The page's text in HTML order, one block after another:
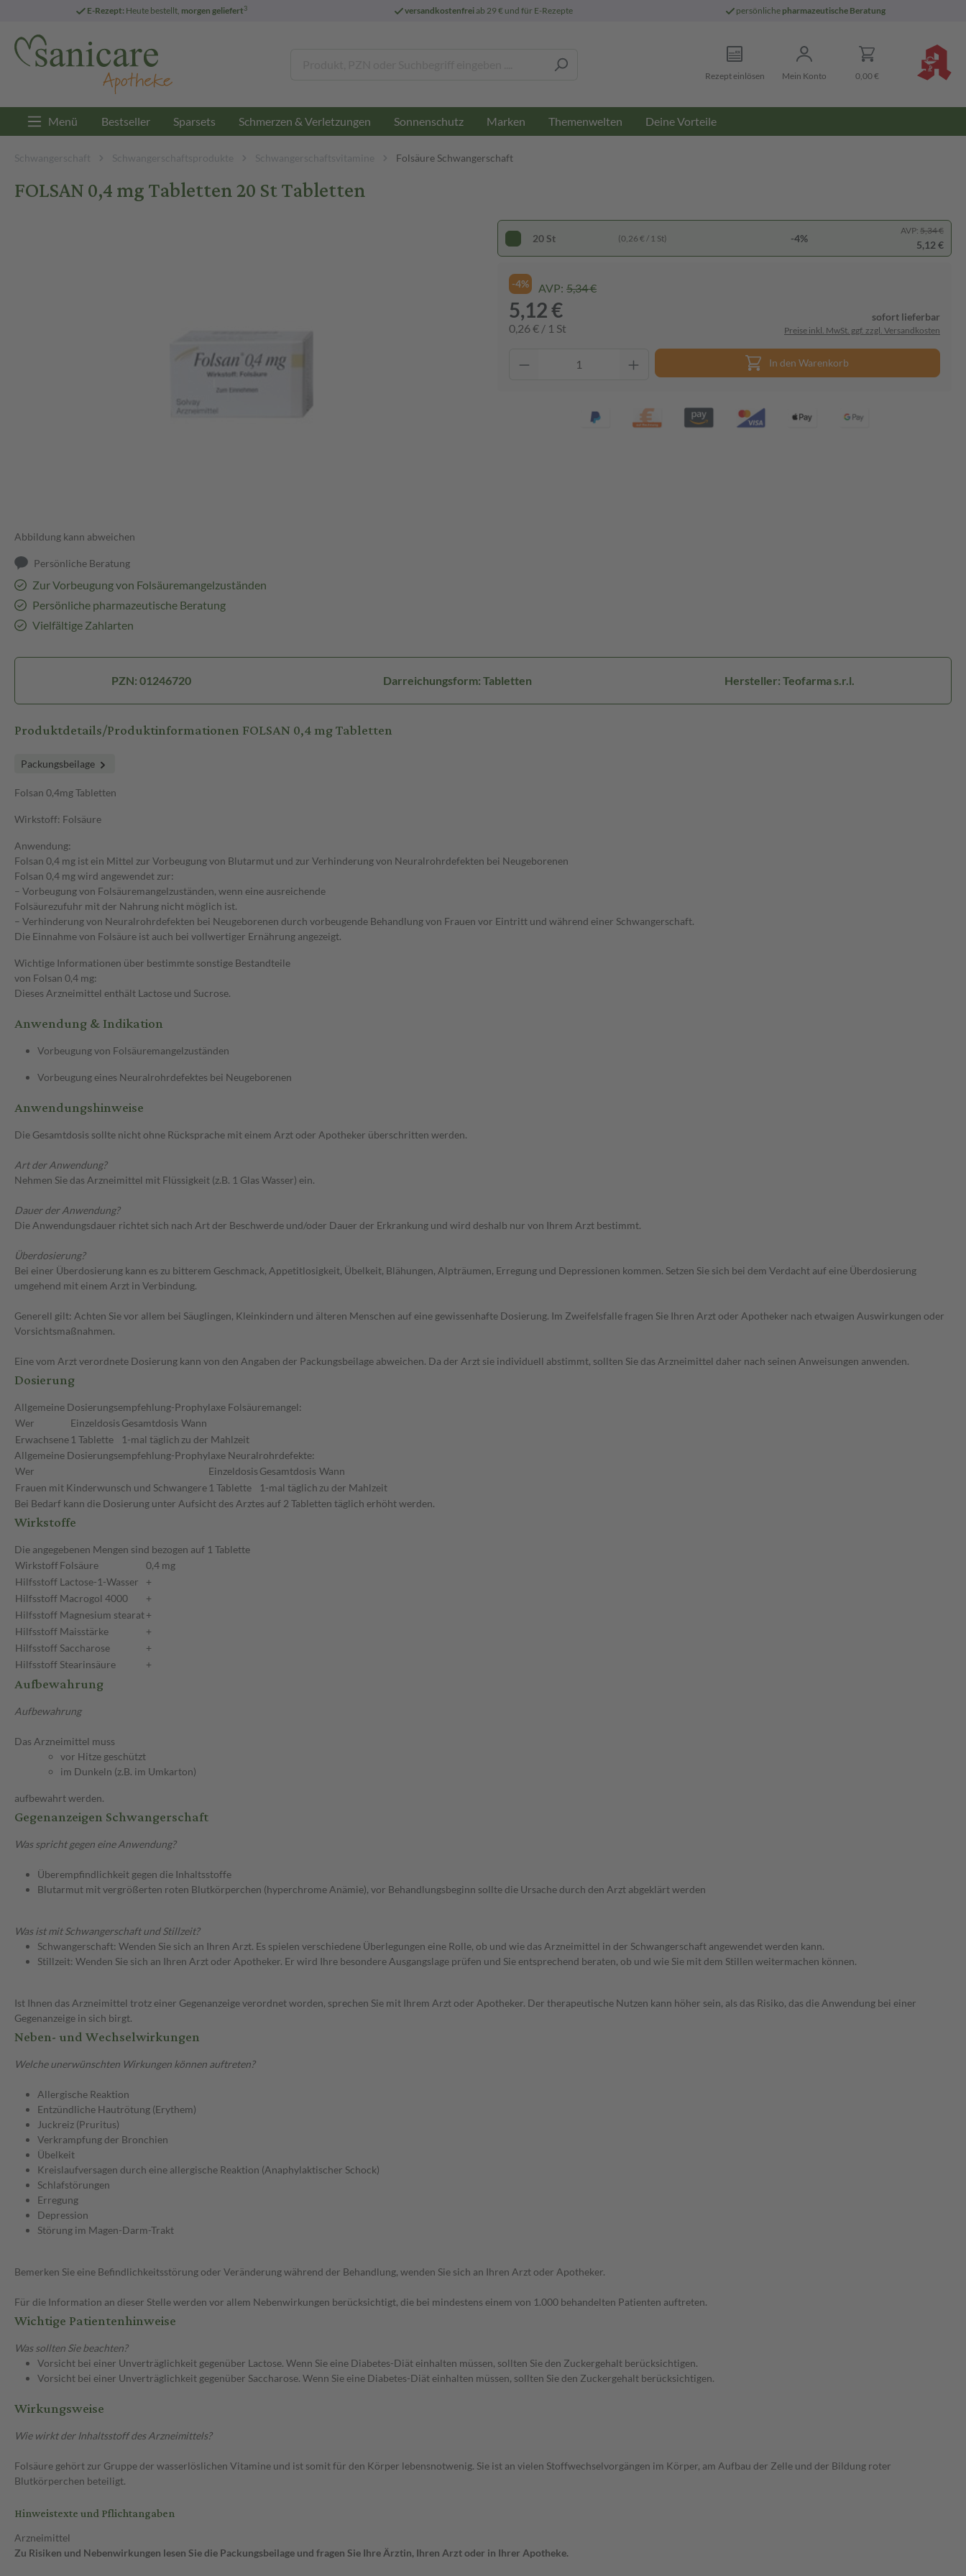
E-Rezept: Heute bestellt, morgen geliefert3 versandkostenfreiab 29 € und für E-Rezepte persönliche pharmazeutische Beratung
Rezept einlösen Mein Konto 0,00 €
Menü Bestseller Sparsets Schmerzen & Verletzungen Sonnenschutz Marken Themenwelten Deine Vorteile
Schwangerschaft Schwangerschaftsprodukte Schwangerschaftsvitamine Folsäure Schwangerschaft
FOLSAN 0,4 mg Tabletten 20 St Tabletten
Abbildung kann abweichen
Persönliche Beratung
Zur Vorbeugung von Folsäuremangelzuständen
Persönliche pharmazeutische Beratung
Vielfältige Zahlarten
20 St (0,26 € / 1 St) -4%
AVP: 5,34 €
5,12 €
-4% AVP: 5,34 €
5,12 €
0,26 € / 1 St
sofort lieferbar
Preise inkl. MwSt. ggf. zzgl. Versandkosten
In den Warenkorb
PZN: 01246720 Darreichungsform: Tabletten Hersteller: Teofarma s.r.l.
Produktdetails/Produktinformationen FOLSAN 0,4 mg Tabletten
Packungsbeilage
Folsan 0,4mg Tabletten
Wirkstoff: Folsäure
Anwendung:
Folsan 0,4 mg ist ein Mittel zur Vorbeugung von Blutarmut und zur Verhinderung von Neuralrohrdefekten bei Neugeborenen
Folsan 0,4 mg wird angewendet zur:
– Vorbeugung von Folsäuremangelzuständen, wenn eine ausreichende
Folsäurezufuhr mit der Nahrung nicht möglich ist.
– Verhinderung von Neuralrohrdefekten bei Neugeborenen durch vorbeugende Behandlung von Frauen vor Eintritt und während einer Schwangerschaft.
Die Einnahme von Folsäure ist auch bei vollwertiger Ernährung angezeigt.
Wichtige Informationen über bestimmte sonstige Bestandteile
von Folsan 0,4 mg:
Dieses Arzneimittel enthält Lactose und Sucrose.
Anwendung & Indikation
Vorbeugung von Folsäuremangelzuständen
Vorbeugung eines Neuralrohrdefektes bei Neugeborenen
Anwendungshinweise
Die Gesamtdosis sollte nicht ohne Rücksprache mit einem Arzt oder Apotheker überschritten werden.
Art der Anwendung?
Nehmen Sie das Arzneimittel mit Flüssigkeit (z.B. 1 Glas Wasser) ein.
Dauer der Anwendung?
Die Anwendungsdauer richtet sich nach Art der Beschwerde und/oder Dauer der Erkrankung und wird deshalb nur von Ihrem Arzt bestimmt.
Überdosierung?
Bei einer Überdosierung kann es zu bitterem Geschmack, Appetitlosigkeit, Übelkeit, Blähungen, Alpträumen, Erregung und Depressionen kommen. Setzen Sie sich bei dem Verdacht auf eine Überdosierung
umgehend mit einem Arzt in Verbindung.
Generell gilt: Achten Sie vor allem bei Säuglingen, Kleinkindern und älteren Menschen auf eine gewissenhafte Dosierung. Im Zweifelsfalle fragen Sie Ihren Arzt oder Apotheker nach etwaigen Auswirkungen oder
Vorsichtsmaßnahmen.
Eine vom Arzt verordnete Dosierung kann von den Angaben der Packungsbeilage abweichen. Da der Arzt sie individuell abstimmt, sollten Sie das Arzneimittel daher nach seinen Anweisungen anwenden.
Dosierung
Allgemeine Dosierungsempfehlung-Prophylaxe Folsäuremangel:
Wer
Einzeldosis Gesamtdosis Wann
Erwachsene 1 Tablette 1-mal täglich zu der Mahlzeit
Allgemeine Dosierungsempfehlung-Prophylaxe Neuralrohrdefekte:
Wer
Einzeldosis Gesamtdosis Wann
Frauen mit Kinderwunsch und Schwangere 1 Tablette 1-mal täglich zu der Mahlzeit
Bei Bedarf kann die Dosierung unter Aufsicht des Arztes auf 2 Tabletten täglich erhöht werden.
Wirkstoffe
Die angegebenen Mengen sind bezogen auf 1 Tablette
WirkstoffFolsäure
0,4 mg
Hilfsstoff Lactose-1-Wasser
+
Hilfsstoff Macrogol 4000
+
Hilfsstoff Magnesium stearat+
Hilfsstoff Maisstärke
+
Hilfsstoff Saccharose
+
Hilfsstoff Stearinsäure +
Aufbewahrung
Aufbewahrung
Das Arzneimittel muss
vor Hitze geschützt
im Dunkeln (z.B. im Umkarton)
aufbewahrt werden.
Gegenanzeigen Schwangerschaft
Was spricht gegen eine Anwendung?
Überempfindlichkeit gegen die Inhaltsstoffe
Blutarmut mit vergrößerten roten Blutkörperchen (hyperchrome Anämie), vor Behandlungsbeginn sollte die Ursache durch den Arzt abgeklärt werden
Was ist mit Schwangerschaft und Stillzeit?
Schwangerschaft: Wenden Sie sich an Ihren Arzt. Es spielen verschiedene Überlegungen eine Rolle, ob und wie das Arzneimittel in der Schwangerschaft angewendet werden kann.
Stillzeit: Wenden Sie sich an Ihren Arzt oder Apotheker. Er wird Ihre besondere Ausgangslage prüfen und Sie entsprechend beraten, ob und wie Sie mit dem Stillen weitermachen können.
Ist Ihnen das Arzneimittel trotz einer Gegenanzeige verordnet worden, sprechen Sie mit Ihrem Arzt oder Apotheker. Der therapeutische Nutzen kann höher sein, als das Risiko, das die Anwendung bei einer
Gegenanzeige in sich birgt.
Neben- und Wechselwirkungen
Welche unerwünschten Wirkungen können auftreten?
Allergische Reaktion
Entzündliche Hautrötung (Erythem)
Juckreiz (Pruritus)
Verkrampfung der Bronchien
Übelkeit
Kreislaufversagen durch eine allergische Reaktion (Anaphylaktischer Schock)
Schlafstörungen
Erregung
Depression
Störung im Magen-Darm-Trakt
Bemerken Sie eine Befindlichkeitsstörung oder Veränderung während der Behandlung, wenden Sie sich an Ihren Arzt oder Apotheker.
Für die Information an dieser Stelle werden vor allem Nebenwirkungen berücksichtigt, die bei mindestens einem von 1.000 behandelten Patienten auftreten.
Wichtige Patientenhinweise
Was sollten Sie beachten?
Vorsicht bei einer Unverträglichkeit gegenüber Lactose. Wenn Sie eine Diabetes-Diät einhalten müssen, sollten Sie den Zuckergehalt berücksichtigen.
Vorsicht bei einer Unverträglichkeit gegenüber Saccharose. Wenn Sie eine Diabetes-Diät einhalten müssen, sollten Sie den Zuckergehalt berücksichtigen.
Wirkungsweise
Wie wirkt der Inhaltsstoff des Arzneimittels?
Folsäure gehört zur Gruppe der wasserlöslichen Vitamine und ist somit für den Körper lebensnotwenig. Sie ist an vielen Stoffwechselvorgängen im Körper, am Aufbau der Zelle und der Bildung roter
Blutkörperchen beteiligt.
Hinweistexte und Pflichtangaben
Arzneimittel
Zu Risiken und Nebenwirkungen lesen Sie die Packungsbeilage und fragen Sie Ihre Ärztin, Ihren Arzt oder in Ihrer Apotheke.